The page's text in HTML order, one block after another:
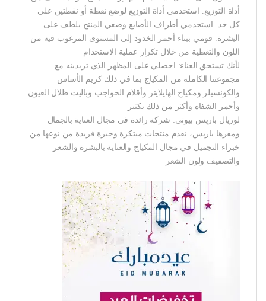
أداة التوزيع. استخدمي أداة التوزيع لوضع نقطة أو نقطتين على
كل خد. استخدمي أطراف الأصابع وضعي المنتج بلطف على
البشرة. قومي ببناء أحمر الخدود إلى المستوى المرغوب فيه من
اللون والتغطية من خلال تكرار عملية الاستخدام
لأنك تستحق العناء: احصلي على المظهر الذي تريدينه مع
مجموعتنا الكاملة من المكياج بما في ذلك كريم الأساس
والكونسيلر ومكياج الهايلايتر وأقلام الحواجب وباليت ظلال العيون
وأحمر الشفاه وأكثر من ذلك بكثير
لوريال باريس بيوتي: شركة رائدة في مجال العناية بالجمال
ومقرها باريس، نقدم منتجات مبتكرة وخبرة فريدة من نوعها من
خبراء التجميل في مجال المكياج والعناية بالبشرة والشعر
والتصفيف ولون الشعر